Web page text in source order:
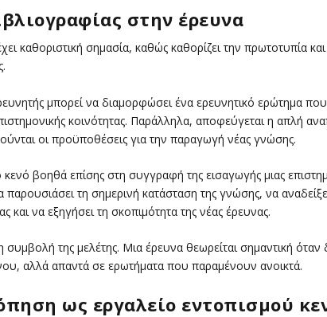
στην έρευνα
καθοριστική σημασία, καθώς καθορίζει την πρωτοτυπία
μπορεί να διαμορφώσει ένα ερευνητικό ερώτημα που
κοινότητας. Παράλληλα, αποφεύγεται η απλή
οι προϋποθέσεις για την παραγωγή νέας γνώσης.
βοηθά επίσης στη συγγραφή της εισαγωγής μιας
τη σημερινή κατάσταση της γνώσης, να
και να εξηγήσει τη σκοπιμότητα της νέας έρευνας.
της μελέτης. Μια έρευνα θεωρείται σημαντική όταν
αλλά απαντά σε ερωτήματα που παραμένουν ανοικτά.
ως εργαλείο εντοπισμού